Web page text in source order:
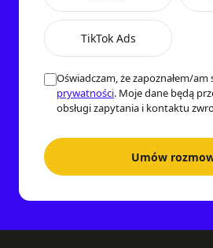
TikTok Ads
Oświadczam, że zapoznałem/am
prywatności. Moje dane będą
obsługi zapytania i kontaktu
Umów